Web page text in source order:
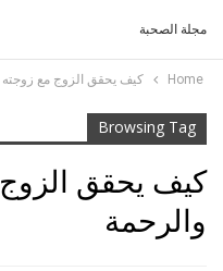
مجلة الصحبة
Home كيف يحقق الزوج مع زوجته
Browsing Tag
كيف يحقق
والرحمة